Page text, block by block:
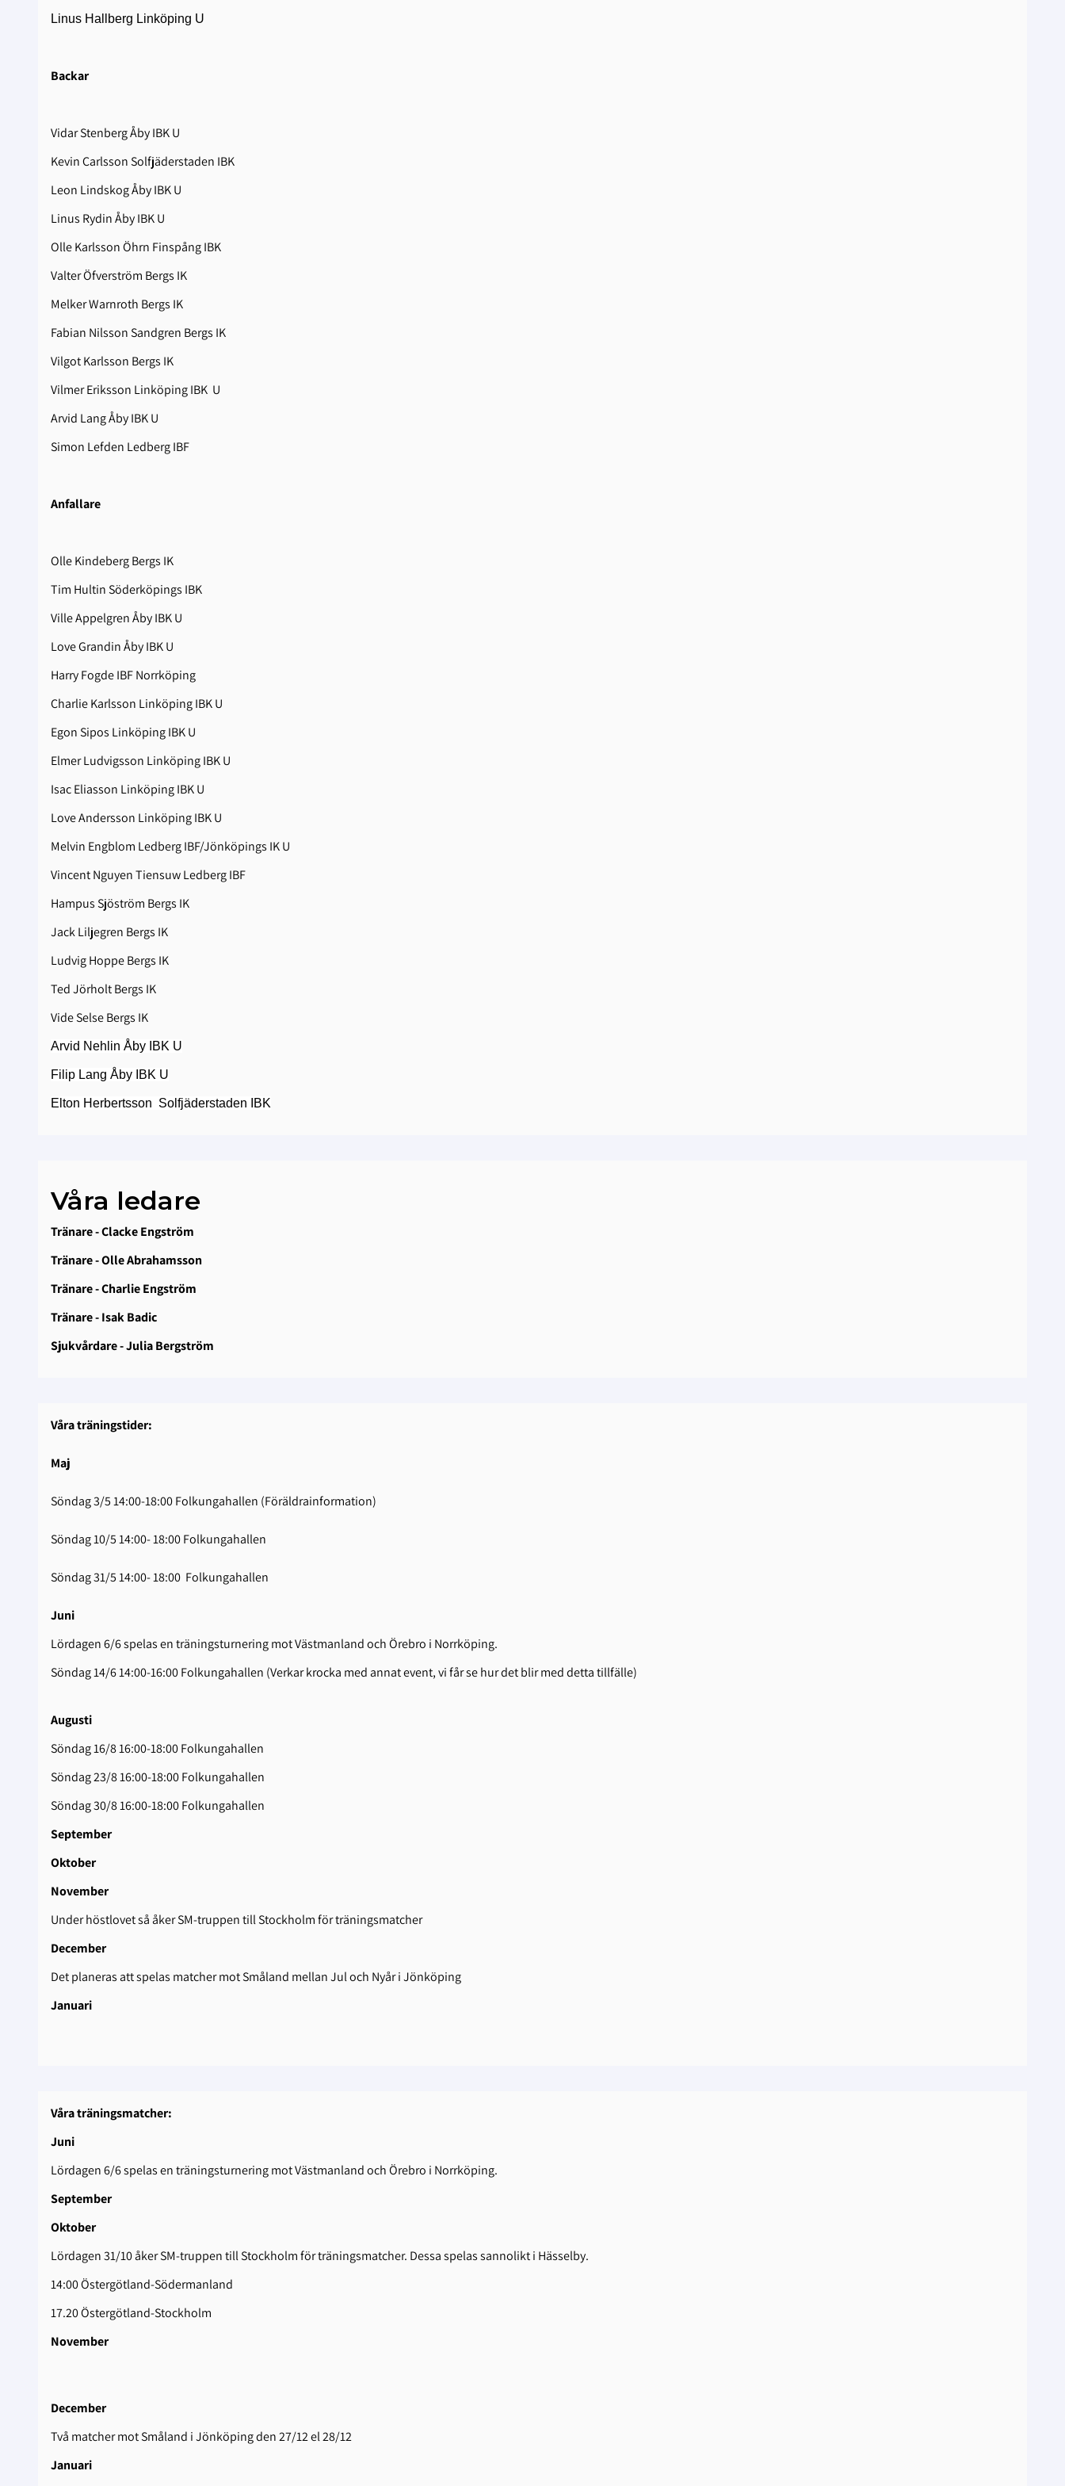
Linus Hallberg Linköping U
Backar
Vidar Stenberg Åby IBK U
Kevin Carlsson Solfjäderstaden IBK
Leon Lindskog Åby IBK U
Linus Rydin Åby IBK U
Olle Karlsson Öhrn Finspång IBK
Valter Öfverström Bergs IK
Melker Warnroth Bergs IK
Fabian Nilsson Sandgren Bergs IK
Vilgot Karlsson Bergs IK
Vilmer Eriksson Linköping IBK U
Arvid Lang Åby IBK U
Simon Lefden Ledberg IBF
Anfallare
Olle Kindeberg Bergs IK
Tim Hultin Söderköpings IBK
Ville Appelgren Åby IBK U
Love Grandin Åby IBK U
Harry Fogde IBF Norrköping
Charlie Karlsson Linköping IBK U
Egon Sipos Linköping IBK U
Elmer Ludvigsson Linköping IBK U
Isac Eliasson Linköping IBK U
Love Andersson Linköping IBK U
Melvin Engblom Ledberg IBF/Jönköpings IK U
Vincent Nguyen Tiensuw Ledberg IBF
Hampus Sjöström Bergs IK
Jack Liljegren Bergs IK
Ludvig Hoppe Bergs IK
Ted Jörholt Bergs IK
Vide Selse Bergs IK
Arvid Nehlin Åby IBK U
Filip Lang Åby IBK U
Elton Herbertsson Solfjäderstaden IBK
Våra ledare
Tränare - Clacke Engström
Tränare - Olle Abrahamsson
Tränare - Charlie Engström
Tränare - Isak Badic
Sjukvårdare - Julia Bergström
Våra träningstider:
Maj
Söndag 3/5 14:00-18:00 Folkungahallen (Föräldrainformation)
Söndag 10/5 14:00- 18:00 Folkungahallen
Söndag 31/5 14:00- 18:00 Folkungahallen
Juni
Lördagen 6/6 spelas en träningsturnering mot Västmanland och Örebro i Norrköping.
Söndag 14/6 14:00-16:00 Folkungahallen (Verkar krocka med annat event, vi får se hur det blir med detta tillfälle)
Augusti
Söndag 16/8 16:00-18:00 Folkungahallen
Söndag 23/8 16:00-18:00 Folkungahallen
Söndag 30/8 16:00-18:00 Folkungahallen
September
Oktober
November
Under höstlovet så åker SM-truppen till Stockholm för träningsmatcher
December
Det planeras att spelas matcher mot Småland mellan Jul och Nyår i Jönköping
Januari
Våra träningsmatcher:
Juni
Lördagen 6/6 spelas en träningsturnering mot Västmanland och Örebro i Norrköping.
September
Oktober
Lördagen 31/10 åker SM-truppen till Stockholm för träningsmatcher. Dessa spelas sannolikt i Hässelby.
14:00 Östergötland-Södermanland
17.20 Östergötland-Stockholm
November
December
Två matcher mot Småland i Jönköping den 27/12 el 28/12
Januari